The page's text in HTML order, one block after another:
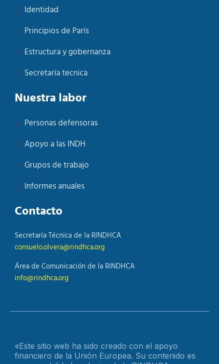
Identidad
Principios de París
Estructura y gobernanza
Secretaría tecnica
Nuestra labor
Personas defensoras
Apoyo a las INDH
Grupos de trabajo
Informes anuales
Contacto
Secretaría Técnica de la RINDHCA
consuelo.olvera@rindhca.org
Área de Comunicación de la RINDHCA
info@rindhca.org
«Este sitio web ha sido creado con el apoyo
financiero de la Unión Europea. Su contenido es